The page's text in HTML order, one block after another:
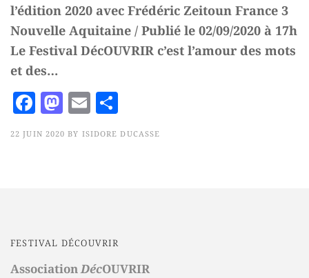
l’édition 2020 avec Frédéric Zeitoun France 3
Nouvelle Aquitaine / Publié le 02/09/2020 à 17h
Le Festival DécOUVRIR c’est l’amour des mots
et des…
F
a
c
o
k
M
a
st
n
E
m
ai
a
rt
22 JUIN 2020 BY ISIDORE DUCASSE
FESTIVAL DÉCOUVRIR
AssociationDécOUVRIR